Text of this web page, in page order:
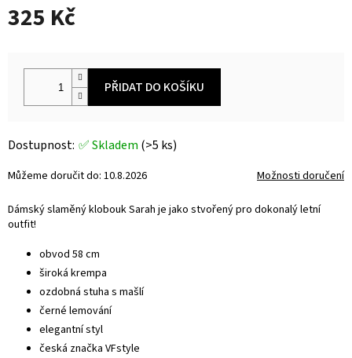
325 Kč
✅ Skladem (>5 ks)
Můžeme doručit do: 10.8.2026 Možnosti doručení
PŘIDAT DO KOŠÍKU
Dámský slaměný klobouk Sarah je jako stvořený pro dokonalý letní
outfit!
obvod 58 cm
široká krempa
ozdobná stuha s mašlí
černé lemování
elegantní styl
česká značka VFstyle